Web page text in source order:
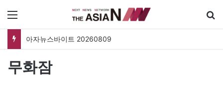
아자뉴스바이트 20260809
무화잠